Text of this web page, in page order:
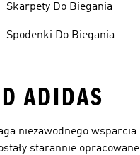
Skarpety Do Biegania
Spodenki Do Biegania
ADIDAS
niezawodnego wsparcia
starannie opracowane